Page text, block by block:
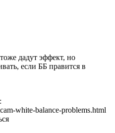
дадут эффект, но
если ББ правится в
white-balance-problems.html